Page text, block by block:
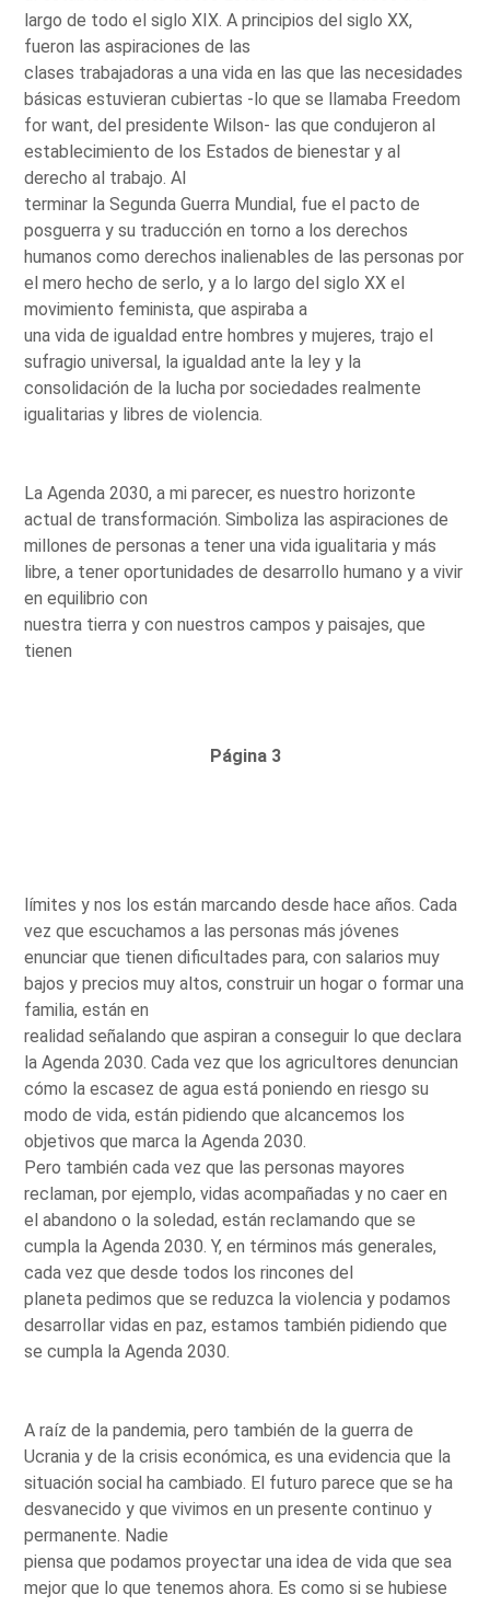
largo de todo el siglo XIX. A principios del siglo XX,
fueron las aspiraciones de las
clases trabajadoras a una vida en las que las necesidades
básicas estuvieran cubiertas -lo que se llamaba Freedom
for want, del presidente Wilson- las que condujeron al
establecimiento de los Estados de bienestar y al
derecho al trabajo. Al
terminar la Segunda Guerra Mundial, fue el pacto de
posguerra y su traducción en torno a los derechos
humanos como derechos inalienables de las personas por
el mero hecho de serlo, y a lo largo del siglo XX el
movimiento feminista, que aspiraba a
una vida de igualdad entre hombres y mujeres, trajo el
sufragio universal, la igualdad ante la ley y la
consolidación de la lucha por sociedades realmente
igualitarias y libres de violencia.
La Agenda 2030, a mi parecer, es nuestro horizonte
actual de transformación. Simboliza las aspiraciones de
millones de personas a tener una vida igualitaria y más
libre, a tener oportunidades de desarrollo humano y a vivir
en equilibrio con
nuestra tierra y con nuestros campos y paisajes, que
tienen
Página 3
límites y nos los están marcando desde hace años. Cada
vez que escuchamos a las personas más jóvenes
enunciar que tienen dificultades para, con salarios muy
bajos y precios muy altos, construir un hogar o formar una
familia, están en
realidad señalando que aspiran a conseguir lo que declara
la Agenda 2030. Cada vez que los agricultores denuncian
cómo la escasez de agua está poniendo en riesgo su
modo de vida, están pidiendo que alcancemos los
objetivos que marca la Agenda 2030.
Pero también cada vez que las personas mayores
reclaman, por ejemplo, vidas acompañadas y no caer en
el abandono o la soledad, están reclamando que se
cumpla la Agenda 2030. Y, en términos más generales,
cada vez que desde todos los rincones del
planeta pedimos que se reduzca la violencia y podamos
desarrollar vidas en paz, estamos también pidiendo que
se cumpla la Agenda 2030.
A raíz de la pandemia, pero también de la guerra de
Ucrania y de la crisis económica, es una evidencia que la
situación social ha cambiado. El futuro parece que se ha
desvanecido y que vivimos en un presente continuo y
permanente. Nadie
piensa que podamos proyectar una idea de vida que sea
mejor que lo que tenemos ahora. Es como si se hubiese